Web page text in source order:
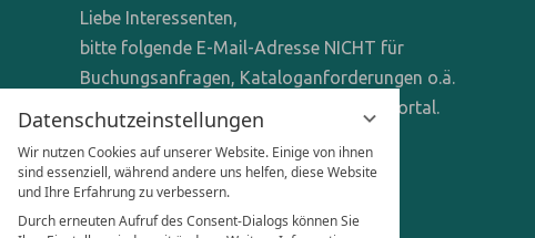
Datenschutzeinstellungen
Wir nutzen Cookies auf unserer Website. Einige von ihnen
sind essenziell, während andere uns helfen, diese Website
und Ihre Erfahrung zu verbessern.
Durch erneuten Aufruf des Consent-Dialogs können Sie
Liebe Interessenten,
bitte folgende E-Mail-Adresse NICHT für
Buchungsanfragen, Kataloganforderungen o.ä.
verwenden - wir sind ein reines Online-Portal.
Anfragen dieser Art bitte direkt an die
entsprechenden Hotels senden.
Anfragen für Hoteliers & Agenturen: